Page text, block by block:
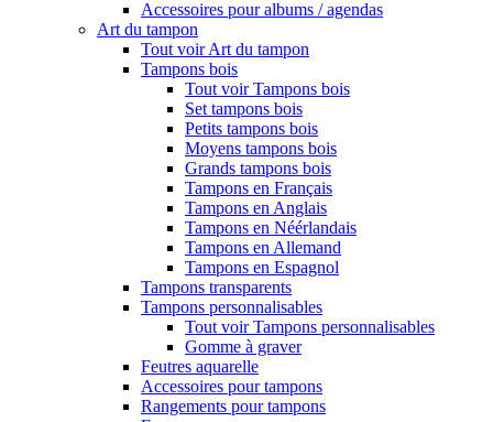
Accessoires pour albums / agendas
Art du tampon
Tout voir Art du tampon
Tampons bois
Tout voir Tampons bois
Set tampons bois
Petits tampons bois
Moyens tampons bois
Grands tampons bois
Tampons en Français
Tampons en Anglais
Tampons en Néérlandais
Tampons en Allemand
Tampons en Espagnol
Tampons transparents
Tampons personnalisables
Tout voir Tampons personnalisables
Gomme à graver
Feutres aquarelle
Accessoires pour tampons
Rangements pour tampons